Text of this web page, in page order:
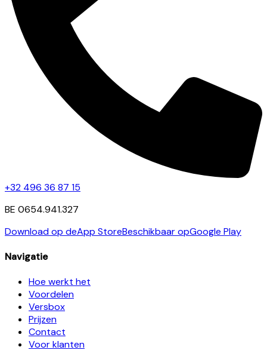
+32 496 36 87 15
BE 0654.941.327
Download op deApp StoreBeschikbaar opGoogle Play
Navigatie
Hoe werkt het
Voordelen
Versbox
Prijzen
Contact
Voor klanten